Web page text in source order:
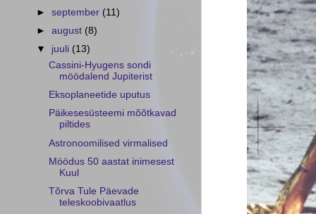
►september (11)
►august (8)
▼ juuli (13)
Cassini-Hyugens sondi
möödalend Jupiterist
Eksoplaneetide uputus
Päikesesüsteemi mõõtkavad
piltides
Astronoomilised virmalised
Möödus 50 aastat inimesest
Kuul
Tõrva Tule Päevade
teleskoobivaatlus